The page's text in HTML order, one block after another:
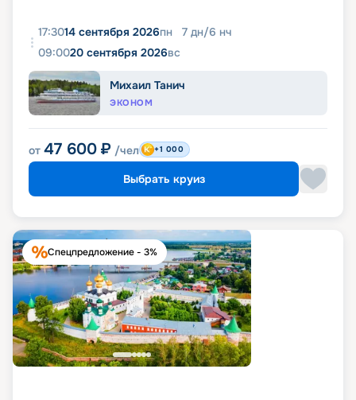
17:3014 сентября 2026пн 7 дн/6 нч
09:0020 сентября 2026вс
Михаил Танич
ЭКОНОМ
от 47 600 ₽ /чел +1 000
Выбрать круиз
Спецпредложение - 3%